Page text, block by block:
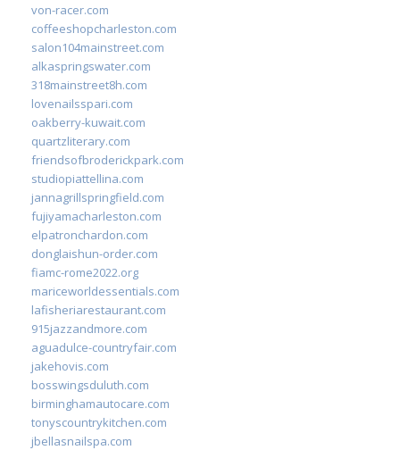
von-racer.com
coffeeshopcharleston.com
salon104mainstreet.com
alkaspringswater.com
318mainstreet8h.com
lovenailsspari.com
oakberry-kuwait.com
quartzliterary.com
friendsofbroderickpark.com
studiopiattellina.com
jannagrillspringfield.com
fujiyamacharleston.com
elpatronchardon.com
donglaishun-order.com
fiamc-rome2022.org
mariceworldessentials.com
lafisheriarestaurant.com
915jazzandmore.com
aguadulce-countryfair.com
jakehovis.com
bosswingsduluth.com
birminghamautocare.com
tonyscountrykitchen.com
jbellasnailspa.com